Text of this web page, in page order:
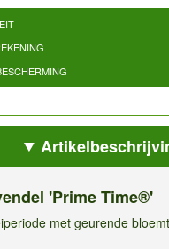
'Prime Time®'
met geurende
verzorgen in perken &